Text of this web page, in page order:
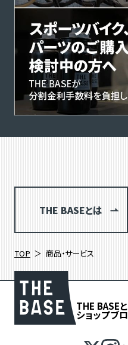
THE BASEとは
TOP 商品・サービス
THE BASE
ショップブ